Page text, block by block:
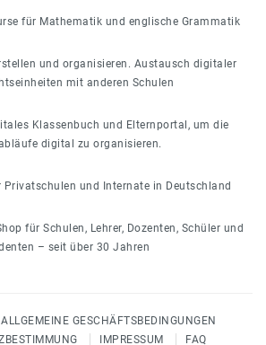
für Mathematik und englische Grammatik
und organisieren. Austausch digitaler
mit anderen Schulen
Klassenbuch und Elternportal, um die
digital zu organisieren.
Privatschulen und Internate in Deutschland
für Schulen, Lehrer, Dozenten, Schüler und
– seit über 30 Jahren
ALLGEMEINE GESCHÄFTSBEDINGUNGEN
IMPRESSUM FAQ